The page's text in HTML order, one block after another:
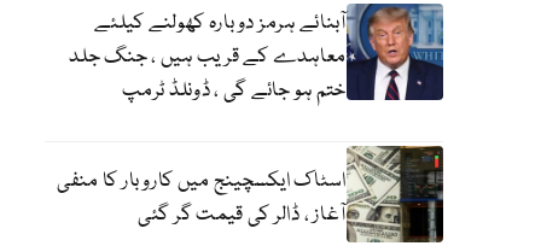
آبنائے ہرمز دوبارہ کھولنے کیلئے
معاہدے کے قریب ہیں ، جنگ جلد
ختم ہو جائے گی ، ڈونلڈ ٹرمپ
اسٹاک ایکسچینج میں کاروبار کا منفی
آغاز ، ڈالر کی قیمت گر گئی